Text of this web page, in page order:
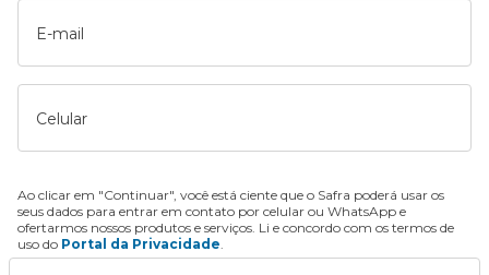
E-mail
Celular
Ao clicar em "Continuar", você está ciente que o Safra poderá usar os
seus dados para entrar em contato por celular ou WhatsApp e
ofertarmos nossos produtos e serviços. Li e concordo com os termos de
uso do Portal da Privacidade.